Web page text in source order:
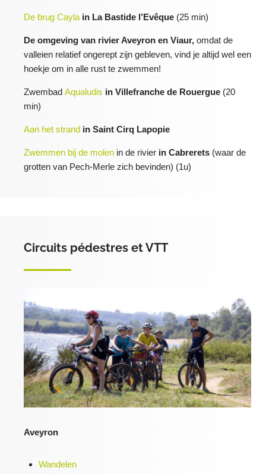
De brug Cayla in La Bastide l’Evêque (25 min)
De omgeving van rivier Aveyron en Viaur, omdat de
valleien relatief ongerept zijn gebleven, vind je altijd wel een
hoekje om in alle rust te zwemmen!
Zwembad Aqualudis in Villefranche de Rouergue (20
min)
Aan het strand in Saint Cirq Lapopie
Zwemmen bij de molen in de rivier in Cabrerets (waar de
grotten van Pech-Merle zich bevinden) (1u)
Circuits pédestres et VTT
Aveyron
Wandelen